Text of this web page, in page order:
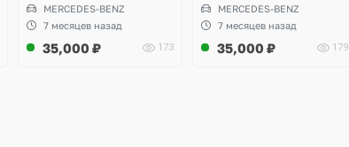
MERCEDES-BENZ
7 месяцев назад
35,000 ₽ 173
MERCEDES-BENZ
7 месяцев назад
35,000 ₽ 179